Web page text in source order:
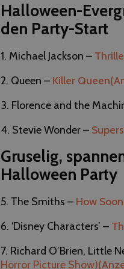
Halloween-
den Party-Start
1. Michael Jackson –
2. Queen – Killer Queen
3. Florence and the
4. Stevie Wonder –
Gruselig,
Halloween Party
5. The Smiths – How
6. ‘Disney Characters’ –
7. Richard O’Brien, Little
Horror Picture Show)